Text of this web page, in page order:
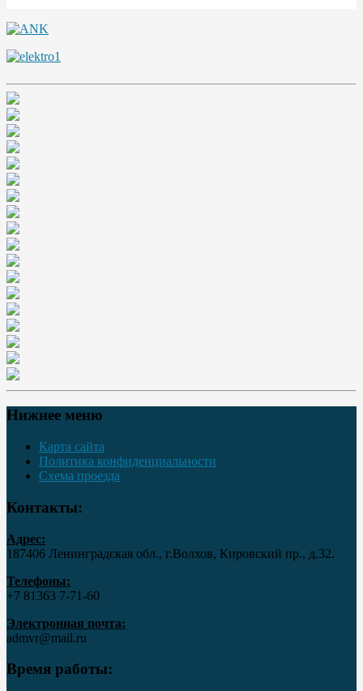
Нижнее меню
Карта сайта
Политика конфиденциальности
Схема проезда
Контакты:
Адрес:
187406 Ленинградская обл., г.Волхов, Кировский пр., д.32.
Телефоны:
+7 81363 7‑71-60
Электронная почта:
admvr@mail.ru
Время работы: